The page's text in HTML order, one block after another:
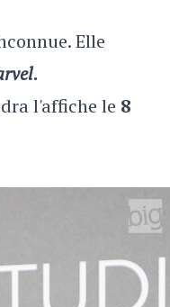
Elle
.
l'affiche le 8